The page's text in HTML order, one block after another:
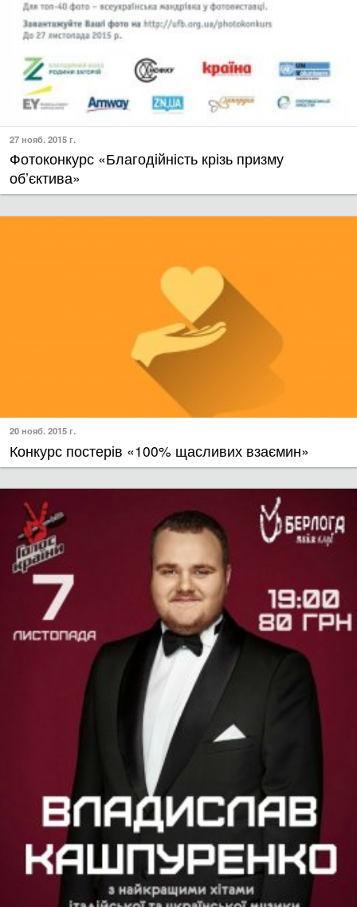
27 нояб. 2015 г.
Фотоконкурс «Благодійність крізь призму
об’єктива»
20 нояб. 2015 г.
Конкурс постерів «100% щасливих взаємин»